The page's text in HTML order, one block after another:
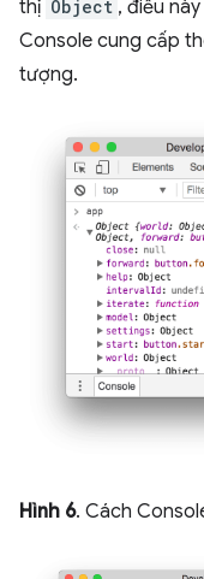
thị Object , điều
Console cung cấp
tượng.
Hình 6. Cách